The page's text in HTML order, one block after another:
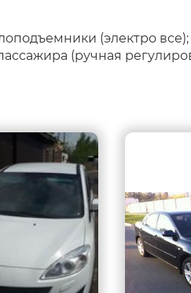
(электро
(ручная